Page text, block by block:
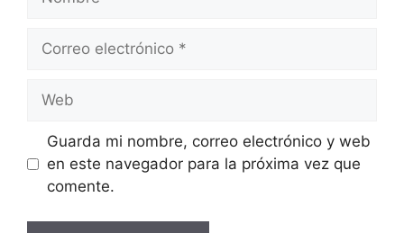
Correo
Web
Guarda mi nombre, correo electrónico y web
en este navegador para la próxima vez que
comente.